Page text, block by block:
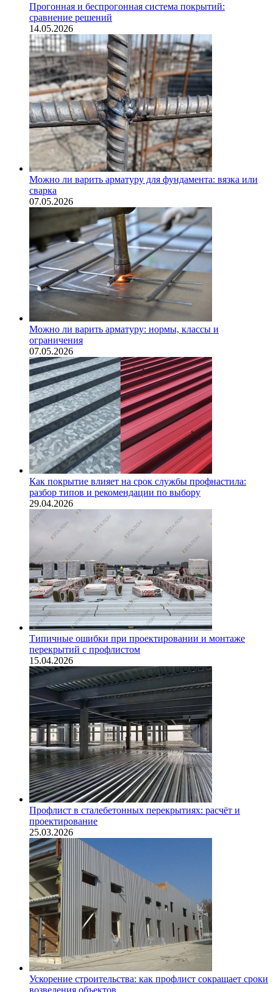
Прогонная и беспрогонная система покрытий:
сравнение решений
14.05.2026
Можно ли варить арматуру для фундамента: вязка или
сварка
07.05.2026
Можно ли варить арматуру: нормы, классы и
ограничения
07.05.2026
Как покрытие влияет на срок службы профнастила:
разбор типов и рекомендации по выбору
29.04.2026
Типичные ошибки при проектировании и монтаже
перекрытий с профлистом
15.04.2026
Профлист в сталебетонных перекрытиях: расчёт и
проектирование
25.03.2026
Ускорение строительства: как профлист сокращает сроки
возведения объектов